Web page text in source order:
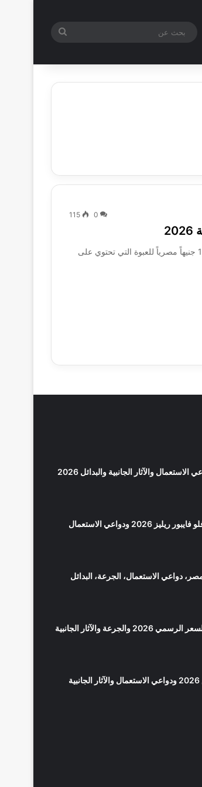
الدخول
بحث
0
115
يبلغ سعر أقراص Adipomove في الصيدليات المصرية لعام 2026 حوالي 180 جنيهاً مصرياً للعبوة التي تحتوي على
ودواعي الاستعمال
مايجرين 2026 في مصر، دواعي الاستعمال، الجرعة، البدائل
لوبريكاف شراب للكحة والبلغم: السعر الرسمي 2026 والجرعة والآثار الجانبية